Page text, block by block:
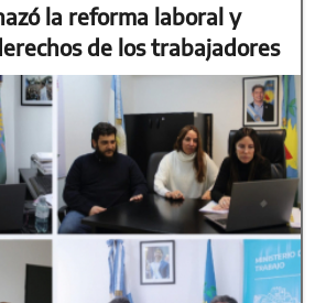
la reforma laboral y
de los trabajadores